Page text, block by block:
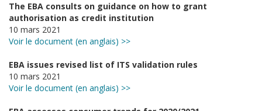
The EBA consults on guidance on how to grant
authorisation as credit institution
10 mars 2021
Voir le document (en anglais) >>
EBA issues revised list of ITS validation rules
10 mars 2021
Voir le document (en anglais) >>